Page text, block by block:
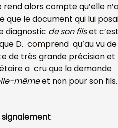
alors compte qu’elle n’a
que le document qui lui
diagnostic de son filset c’est
D. comprend qu’au vu de
de très grande précision et
a cru que la demande
mêmeet non pour son fils.
signalement